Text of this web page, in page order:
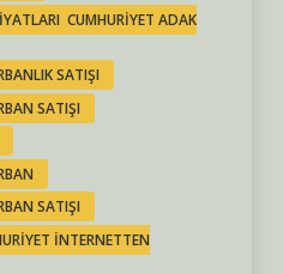
CUMHURIYET ADAK
SATIŞI
SATIŞI
SATIŞI
INTERNETTEN